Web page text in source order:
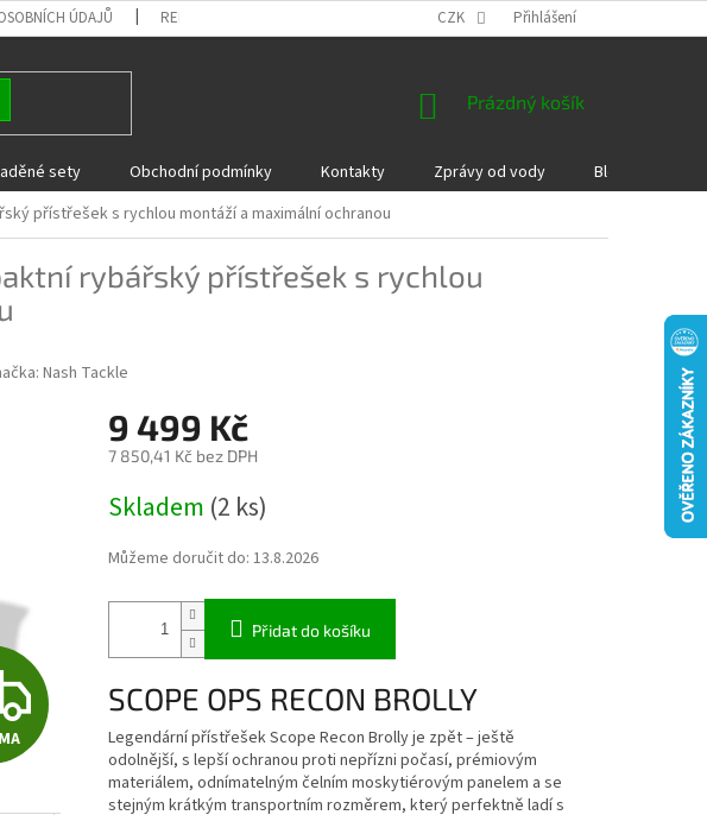
ÚDAJŮ REKLAMACE A VRÁCENÍ ZBOŽÍ DÁRKOVÉ POUKAZY
CZK Přihlášení
NÁKUPNÍ
Prázdný košík
sety Obchodní podmínky Kontakty Zprávy od vody Blog
přístřešek s rychlou montáží a maximální ochranou
rybářský přístřešek s rychlou
Nash Tackle
Z
D
9 499 Kč
7 850,41 Kč bez DPH
cena:
Skladem (2 ks)
Můžeme doručit do: 13.8.2026
Přidat do košíku
SCOPE OPS RECON BROLLY
Legendární přístřešek Scope Recon Brolly je zpět – ještě
odolnější, s lepší ochranou proti nepřízni počasí, prémiovým
materiálem, odnímatelným čelním moskytiérovým panelem a se
stejným krátkým transportním rozměrem, který perfektně ladí s